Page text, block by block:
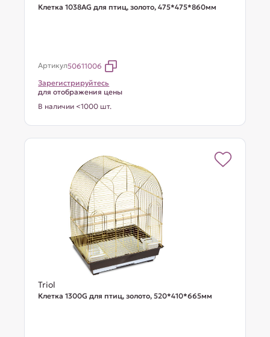
Клетка 1038AG для птиц, золото, 475*475*860мм
Артикул50611006
Зарегистрируйтесь
для отображения цены
В наличии <1000 шт.
Triol
Клетка 1300G для птиц, золото, 520*410*665мм